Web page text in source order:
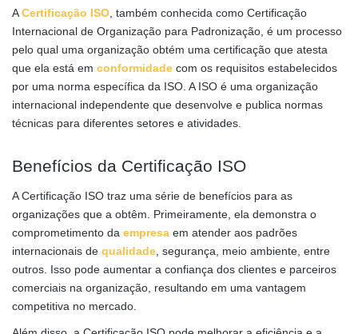
ACertificação ISO , também conhecida como Certificação
Internacional de Organização para Padronização, é um processo
pelo qual uma organização obtém uma certificação que atesta
que ela está em conformidade com os requisitos estabelecidos
por uma norma específica da ISO. A ISO é uma organização
internacional independente que desenvolve e publica normas
técnicas para diferentes setores e atividades.
Benefícios da Certificação ISO
A Certificação ISO traz uma série de benefícios para as
organizações que a obtêm. Primeiramente, ela demonstra o
comprometimento da empresa em atender aos padrões
internacionais de qualidade , segurança, meio ambiente, entre
outros. Isso pode aumentar a confiança dos clientes e parceiros
comerciais na organização, resultando em uma vantagem
competitiva no mercado.